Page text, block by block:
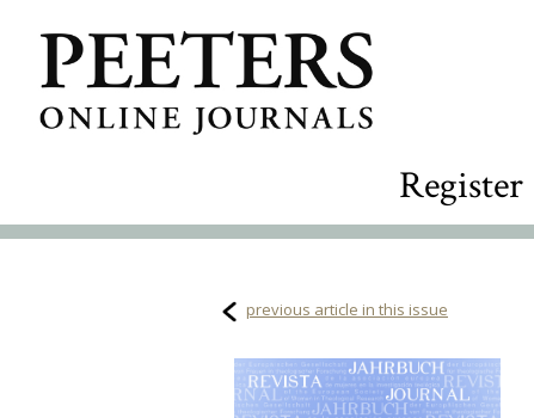
Register
previous article in this issue